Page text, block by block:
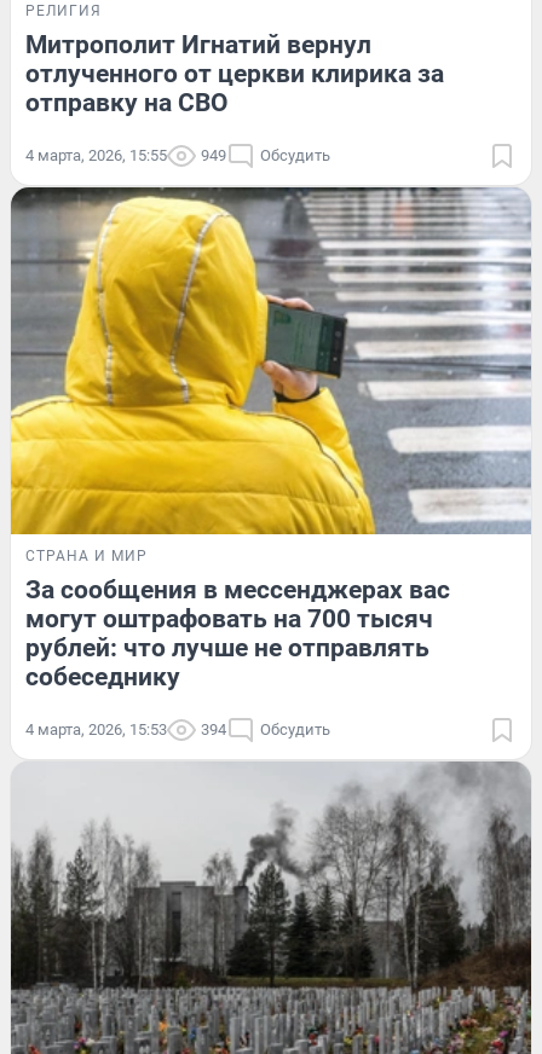
РЕЛИГИЯ
Митрополит Игнатий вернул
отлученного от церкви клирика за
отправку на СВО
4 марта, 2026, 15:55 949 Обсудить
СТРАНА И МИР
За сообщения в мессенджерах вас
могут оштрафовать на 700 тысяч
рублей: что лучше не отправлять
собеседнику
4 марта, 2026, 15:53 394 Обсудить